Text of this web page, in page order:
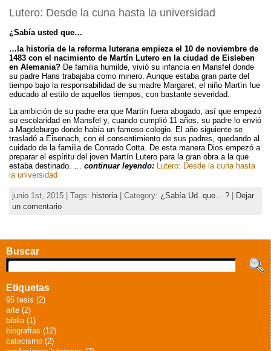
Lutero: Desde la cuna hasta la universidad
¿Sabía usted que…
…la historia de la reforma luterana empieza el 10 de noviembre de
1483 con el nacimiento de Martín Lutero en la ciudad de Eisleben
en Alemania? De familia humilde, vivió su infancia en Mansfel donde
su padre Hans trabajaba como minero. Aunque estaba gran parte del
tiempo bajo la responsabilidad de su madre Margaret, el niño Martín fue
educado al estilo de aquellos tiempos, con bastante severidad.
La ambición de su padre era que Martín fuera abogado, así que empezó
su escolaridad en Mansfel y, cuando cumplió 11 años, su padre lo envió
a Magdeburgo donde había un famoso colegio. El año siguiente se
trasladó a Eisenach, con el consentimiento de sus padres, quedando al
cuidado de la familia de Conrado Cotta. De esta manera Dios empezó a
preparar el espíritu del joven Martín Lutero para la gran obra a la que
estaba destinado. … continuar leyendo: Lutero: Desde la cuna hasta
la universidad
junio 1st, 2015 | Tags: historia| Category: ¿Sabía Ud. que... ?
Dejar
un comentario
Buscar
Etiquetas
95 tesis (2)
arte (2)
biblia (1)
biografías (12)
catecismo (2)